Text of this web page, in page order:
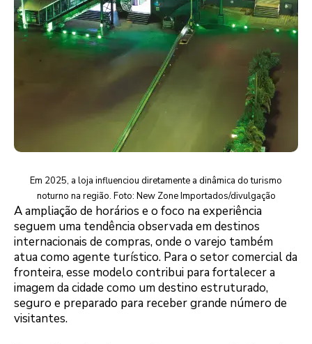
Em 2025, a loja influenciou diretamente a dinâmica do turismo
noturno na região. Foto: New Zone Importados/divulgação
A ampliação de horários e o foco na experiência
seguem uma tendência observada em destinos
internacionais de compras, onde o varejo também
atua como agente turístico. Para o setor comercial da
fronteira, esse modelo contribui para fortalecer a
imagem da cidade como um destino estruturado,
seguro e preparado para receber grande número de
visitantes.